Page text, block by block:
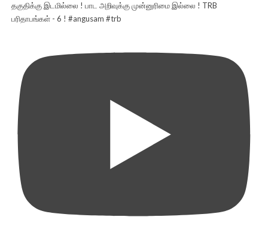
தகுதிக்கு இடமில்லை ! பாட அறிவுக்கு முன்னுரிமை இல்லை ! TRB
பரிதாபங்கள் - 6 ! #angusam #trb